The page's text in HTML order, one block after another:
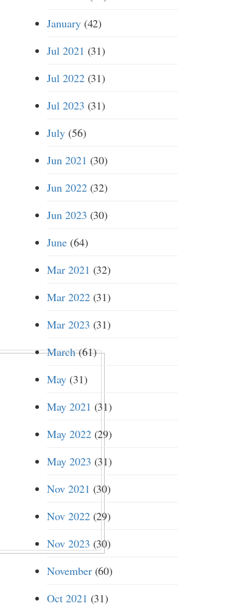
January(42)
Jul 2021 (31)
Jul 2022(31)
Jul 2023 (31)
July(56)
Jun 2021 (30)
Jun 2022(32)
Jun 2023 (30)
June(64)
Mar 2021 (32)
Mar 2022(31)
Mar 2023 (31)
March(61)
May(31)
May 2021 (31)
May 2022(29)
May 2023 (31)
Nov 2021 (30)
Nov 2022(29)
Nov 2023 (30)
November(60)
Oct 2021 (31)